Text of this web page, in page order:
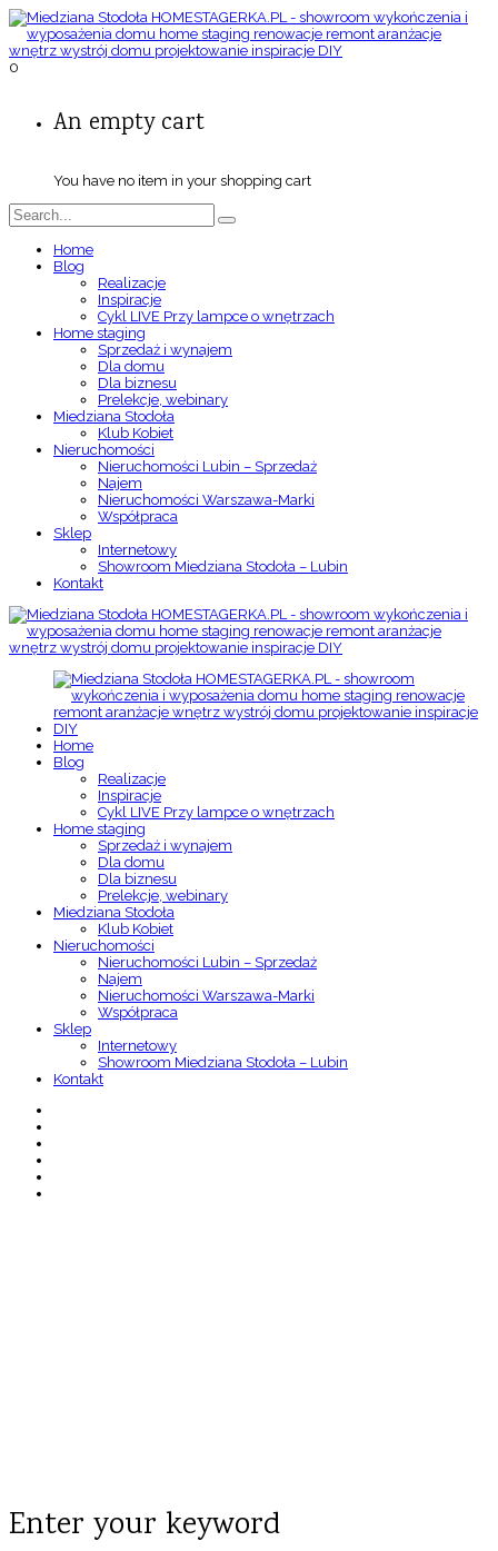
0
An empty cart
You have no item in your shopping cart
Home
Blog
Realizacje
Inspiracje
Cykl LIVE Przy lampce o wnętrzach
Home staging
Sprzedaż i wynajem
Dla domu
Dla biznesu
Prelekcje, webinary
Miedziana Stodoła
Klub Kobiet
Nieruchomości
Nieruchomości Lubin – Sprzedaż
Najem
Nieruchomości Warszawa-Marki
Współpraca
Sklep
Internetowy
Showroom Miedziana Stodoła – Lubin
Kontakt
Home
Blog
Realizacje
Inspiracje
Cykl LIVE Przy lampce o wnętrzach
Home staging
Sprzedaż i wynajem
Dla domu
Dla biznesu
Prelekcje, webinary
Miedziana Stodoła
Klub Kobiet
Nieruchomości
Nieruchomości Lubin – Sprzedaż
Najem
Nieruchomości Warszawa-Marki
Współpraca
Sklep
Internetowy
Showroom Miedziana Stodoła – Lubin
Kontakt
Enter your keyword